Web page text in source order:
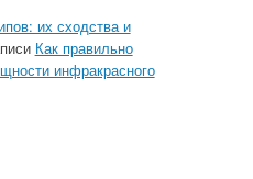
их сходства и
Как правильно
инфракрасного